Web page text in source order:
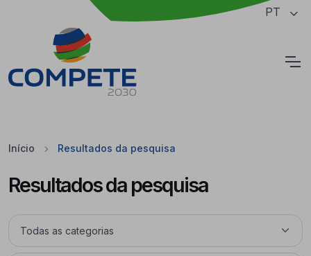
Saltar para o conteúdo principal da página PT
Início Resultados da pesquisa
Resultados da pesquisa